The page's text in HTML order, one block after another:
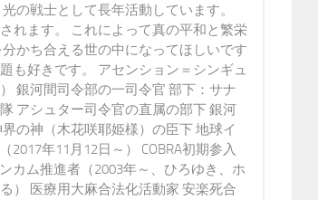
の戦士として長年活動しています。
れます。 これによって真の平和と繁栄
かち合える世の中になってほしいです
も好きです。 アセンション＝シンギュ
銀河間司令部の一司令官 部下：サナ
アシュター司令官の直属の部下 銀河
の神（木花咲耶姫様）の臣下 地球イ
2017年11月12日～） COBRA初期参入
カム推進者（2003年～、ひろゆき、ホ
） 医療用大麻合法化活動家 安楽死合